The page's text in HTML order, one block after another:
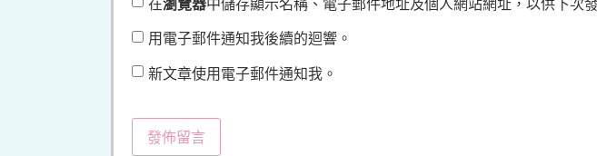
用電子郵件通知我後續的迴響。
新文章使用電子郵件通知我。